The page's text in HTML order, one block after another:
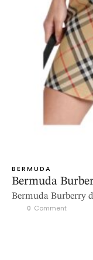
BERMUDA
Bermuda
Bermuda Burberry
0 Comment